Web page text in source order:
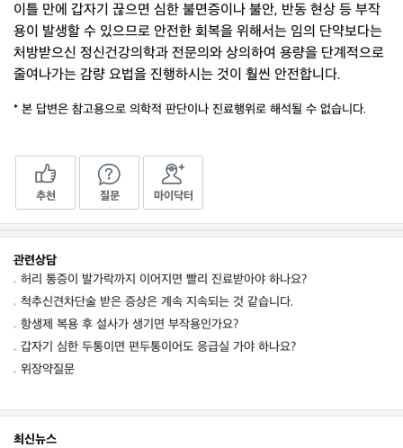
이틀 만에 갑자기 끊으면 심한 불면증이나 불안, 반동 현상 등 부작
용이 발생할 수 있으므로 안전한 회복을 위해서는 임의 단약보다는
처방받으신 정신건강의학과 전문의와 상의하여 용량을 단계적으로
줄여나가는 감량 요법을 진행하시는 것이 훨씬 안전합니다.
* 본 답변은 참고용으로 의학적 판단이나 진료행위로 해석될 수 없습니다.
추천 질문 마이닥터
관련상담
허리 통증이 발가락까지 이어지면 빨리 진료받아야 하나요?
척추신견차단술 받은 증상은 계속 지속되는 것 같습니다.
항생제 복용 후 설사가 생기면 부작용인가요?
갑자기 심한 두통이면 편두통이어도 응급실 가야 하나요?
위장약질문
최신뉴스